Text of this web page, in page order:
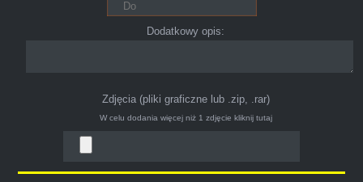
Polecam pewna i profesjonalna firma maja
konto na Facebooku .Dodatkowy opis:
Zdjęcia (pliki graficzne lub .zip, .rar)
W celu dodania więcej niż 1 zdjęcie kliknij tutaj